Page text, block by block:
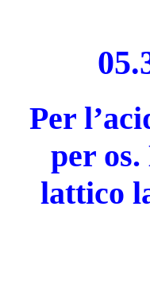
Per
per
lattico